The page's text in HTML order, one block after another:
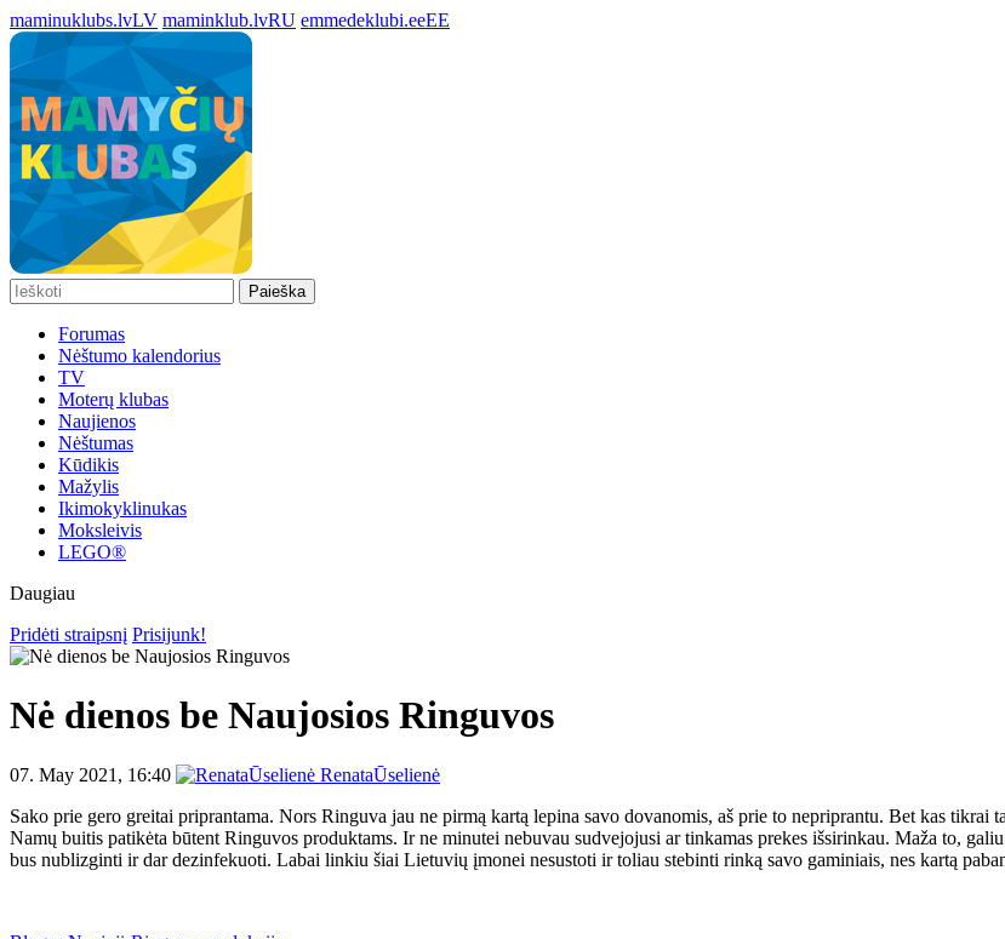
maminuklubs.lvLV maminklub.lvRU emmedeklubi.eeEE
Paieška
Forumas
Nėštumo kalendorius
TV
Moterų klubas
Naujienos
Nėštumas
Kūdikis
Mažylis
Ikimokyklinukas
Moksleivis
LEGO®
Daugiau
Pridėti straipsnį Prisijunk!
Nė dienos be Naujosios Ringuvos
07. May 2021, 16:40
RenataŪselienė
Sako prie gero greitai priprantama. Nors Ringuva jau ne pirmą kartą lepina savo dovanomis, aš prie to nepriprantu. Bet kas
Namų buitis patikėta būtent Ringuvos produktams. Ir ne minutei nebuvau sudvejojusi ar tinkamas prekes išsirinkau. Maža to,
bus nublizginti ir dar dezinfekuoti. Labai linkiu šiai Lietuvių įmonei nesustoti ir toliau stebinti rinką savo gaminiais, nes kartą